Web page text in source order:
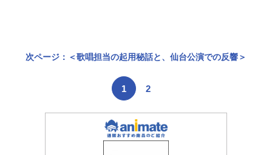
次ページ：＜歌唱担当の起用秘話と、仙台公演での反響＞
1 2